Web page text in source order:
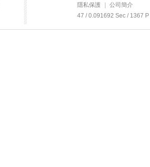
隱私保護
公司簡介
47 / 0.091692 Sec / 1367